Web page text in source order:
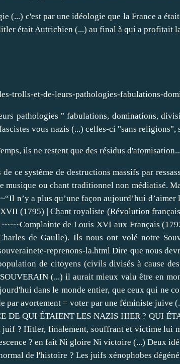
(...) c'est par une idéologie que la France a
était Autrichien (...) au final à qui a profitait
trolls-et-de-leurs-pathologies-fabulations-
pathologies " fabulations, dominations,
vous nazis (...) celles-ci "sans religions",
ils ne restent que des résidus d'atomisation...
à la justice ! ... http://www.herodote.net/almanach-jour-0121.php Ni goys Ni mécréants (...) basta ces perversions et fabulations, un peu de CONSIDÉRATION ! Peut-être que viens le temps de rentrer à la maison pour les colons (...) Basta les génocides))))))))))))))) Au passage c'est quoi ces lobbies sectes "religions, religions ?" associations, o n g, institutions, groupuscules, même les faux chanteurs et groupes s'y mettent etc un autre REICH ou simplement une continuité ? (...) tout est au grand jour et s'explique (...) Encore une abomination, le désastre au Brésil Rio Doce du 5 novembre 2015 : ~~La leggenda del lupino - Concetta Barra () ~~LA LEGGENDA DEL LUPINO Lien en bas de la page : ~~♫♪♫♪♪♪♪♫♫) ... Vladimir Poutine s’exprime devant le parlement russe Lien au bas de la page ~~Général Pinatel: il devient clair que c'est la Turquie qui a organisé l'envoi des migrants Lire la suite: http://fr.sputniknews.com/international/20151203/1020033346/crise-moscou-ankara-trafic-petrole-daech.html#ixzz3tIWiy0gu VÉRITÉ + JUSTICE = LIBERTÉ RÉALITÉ : SVP ce n'est pas la guerre que nous voulons mais la JUSTICE)))))))))))))))) Quelles guerres ? des génocides ? BASTA)))))))))))))))))))) ~~La Chine déclare son soutien à l'opération russe en Syrie Lire la suite: http://fr.sputniknews.com/international/20151204/1020048576/chine-soutient-operation-russe-en-syrie.html#ixzz3tNNRsFND ~~Référendum danois: le silence des journaux Lien : https://russeurope.hypotheses.org/4530 ~~ ... Honnêteté pour la population)))))))))))))) L'abstention et les non inscrits sont les véritables vainqueurs des élections régionales http://fr.sott.net/article/27047-L-abstention-et-les-non-inscrits-sont-les-veritables-vainqueurs-des-elections-regionales ... ~~François Asselineau : «Les abstentionnistes, premier parti de France» "merci au moins c'est clair et honnête ! ajoutons blancs et nuls (...) L'abstention car (pas de choix) plus les deux non (otan et ue) ............ L'état d'urgence de la population de France et des Européens est de sortir de ue et de l'otan Les français et les européens ont voter contre l'otan et ue (...) en gros en (2007) il n'y avait pas de choix pour la sauvegarde de la souveraineté du pays, après Jacques Chirac, autant sur la scène internationale,,, ... ~~La ponérologie politique : étude de la genèse du mal, appliqué à des fins